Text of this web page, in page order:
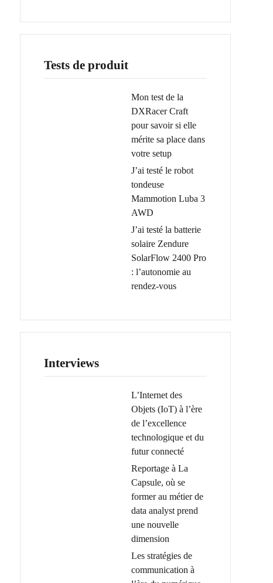
Tests de produit
Mon test de la
DXRacer Craft
pour savoir si elle
mérite sa place dans
votre setup
J’ai testé le robot
tondeuse
Mammotion Luba 3
AWD
J’ai testé la batterie
solaire Zendure
SolarFlow 2400 Pro
: l’autonomie au
rendez-vous
Interviews
L’Internet des
Objets (IoT) à l’ère
de l’excellence
technologique et du
futur connecté
Reportage à La
Capsule, où se
former au métier de
data analyst prend
une nouvelle
dimension
Les stratégies de
communication à